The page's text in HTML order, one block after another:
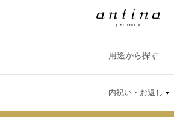
用途から探す
内祝い・お返し